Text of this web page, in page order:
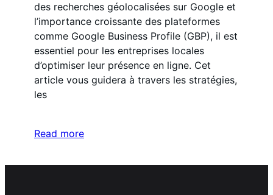
des recherches géolocalisées sur Google et
l’importance croissante des plateformes
comme Google Business Profile (GBP), il est
essentiel pour les entreprises locales
d’optimiser leur présence en ligne. Cet
article vous guidera à travers les stratégies,
les
Read more